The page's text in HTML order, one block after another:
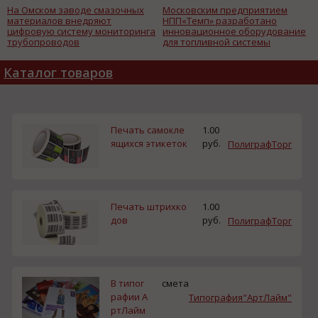
На Омском заводе смазочных
материалов внедряют
цифровую систему мониторинга
трубопроводов
Московским предприятием
НПП«Темп» разработано
инновационное оборудование
для топливной системы
Каталог товаров
Печать самокле
ящихся этикеток
1.00
руб.
ПолиграфТорг
Печать штрихко
дов
1.00
руб.
ПолиграфТорг
В типог
рафии А
ртЛайм
смета
Типография"АртЛайм"